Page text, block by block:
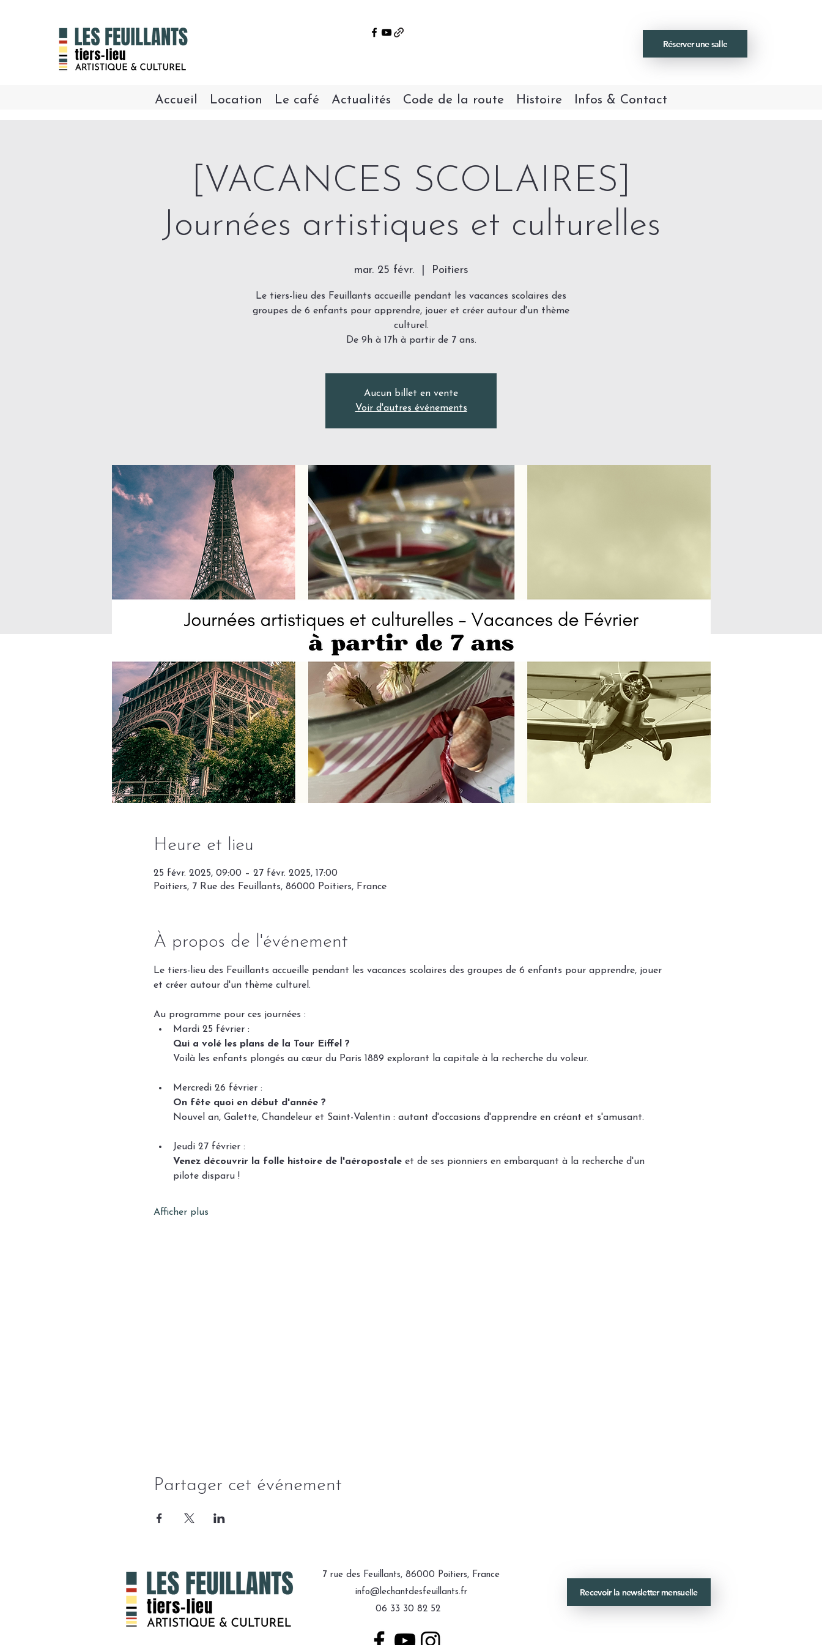
Réserver une salle
Accueil Location Le café Actualités Code de la route Histoire Infos & Contact
[VACANCES SCOLAIRES]
Journées artistiques et culturelles
mar. 25 févr.
  |
Poitiers
Le tiers-lieu des Feuillants accueille pendant les vacances scolaires des
groupes de 6 enfants pour apprendre, jouer et créer autour d'un thème
culturel.
De 9h à 17h à partir de 7 ans.
Aucun billet en vente
Voir d'autres événements
Heure et lieu
25 févr. 2025, 09:00 – 27 févr. 2025, 17:00
Poitiers, 7 Rue des Feuillants, 86000 Poitiers, France
À propos de l'événement
Le tiers-lieu des Feuillants accueille pendant les vacances scolaires des groupes de 6 enfants pour apprendre, jouer
et créer autour d'un thème culturel.
Au programme pour ces journées :
Mardi 25 février :
Qui a volé les plans de la Tour Eiffel ?
Voilà les enfants plongés au cœur du Paris 1889 explorant la capitale à la recherche du voleur.
Mercredi 26 février :
On fête quoi en début d'année ?
Nouvel an, Galette, Chandeleur et Saint-Valentin : autant d'occasions d'apprendre en créant et s'amusant.
Jeudi 27 février :
Venez découvrir la folle histoire de l'aéropostale et de ses pionniers en embarquant à la recherche d'un
pilote disparu !
Afficher plus
Partager cet événement
7 rue des Feuillants, 86000 Poitiers, France
info@lechantdesfeuillants.fr
06 33 30 82 52
Recevoir la newsletter mensuelle